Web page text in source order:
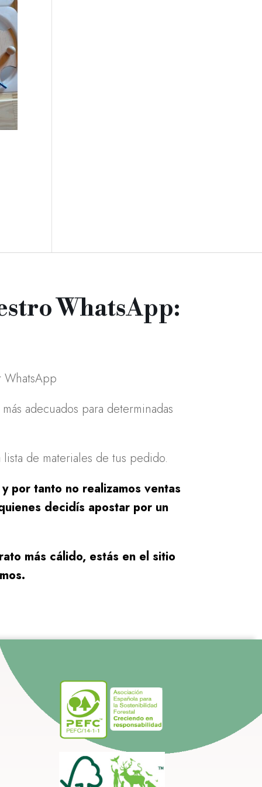
WhatsApp:
adecuados para determinadas
de materiales de tus pedido.
por tanto no realizamos ventas
decidís apostar por un
más cálido, estás en el sitio